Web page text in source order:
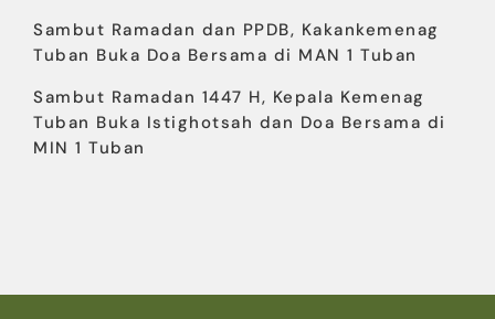
Sambut Ramadan dan PPDB, Kakankemenag
Tuban Buka Doa Bersama di MAN 1 Tuban
Sambut Ramadan 1447 H, Kepala Kemenag
Tuban Buka Istighotsah dan Doa Bersama di
MIN 1 Tuban